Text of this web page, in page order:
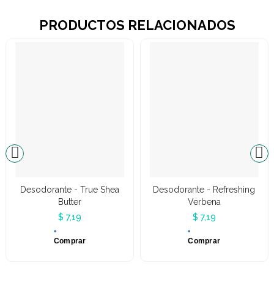
PRODUCTOS RELACIONADOS
Desodorante - True Shea
Butter
$ 7,19
Comprar
Desodorante - Refreshing
Verbena
$ 7,19
Comprar